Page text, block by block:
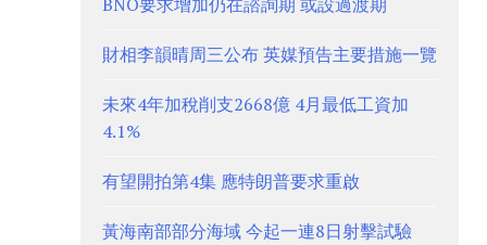
財相李韻晴周三公布 英媒預告主要措施一覽
未來4年加稅削支2668億 4月最低工資加
4.1%
有望開拍第4集 應特朗普要求重啟
黃海南部部分海域 今起一連8日射擊試驗